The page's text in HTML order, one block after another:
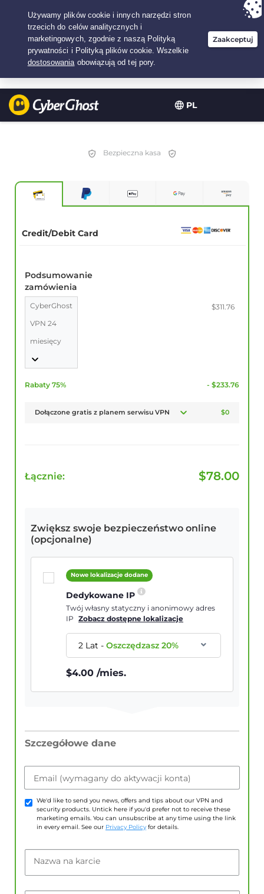
PL
Twój wybór:Najlepsza umowana3.3333333333333-lat w$
/miesiąc
Bezpieczna kasa
Credit/Debit Card
Podsumowanie
zamówienia
CyberGhost
VPN 24
miesięcy
$311.76
Rabaty 75% - $233.76
Dołączone gratis z planem serwisu VPN $0
Łącznie: $78.00
Zwiększ swoje bezpieczeństwo online
(opcjonalne)
Nowe lokalizacje dodane
Dedykowane IP
Twój własny statyczny i anonimowy adres
IP
Zobacz dostępne lokalizacje
2 Lat-Oszczędzasz20%
$4.00 /mies.
Szczegółowe dane
Email (wymagany do aktywacji konta)
We'd like to send you news, offers and tips about our VPN and
security products. Untick here if you'd prefer not to receive these
marketing emails. You can unsubscribe at any time using the link
in every email. See our Privacy Policy for details.
Nazwa na karcie